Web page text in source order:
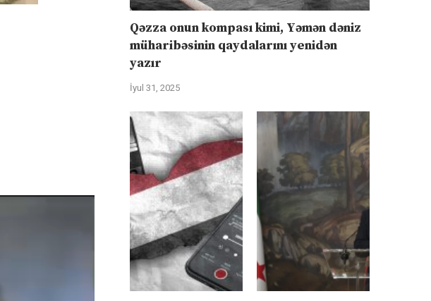
Qəzza onun kompası kimi, Yəmən dəniz
müharibəsinin qaydalarını yenidən
yazır
İyul 31, 2025